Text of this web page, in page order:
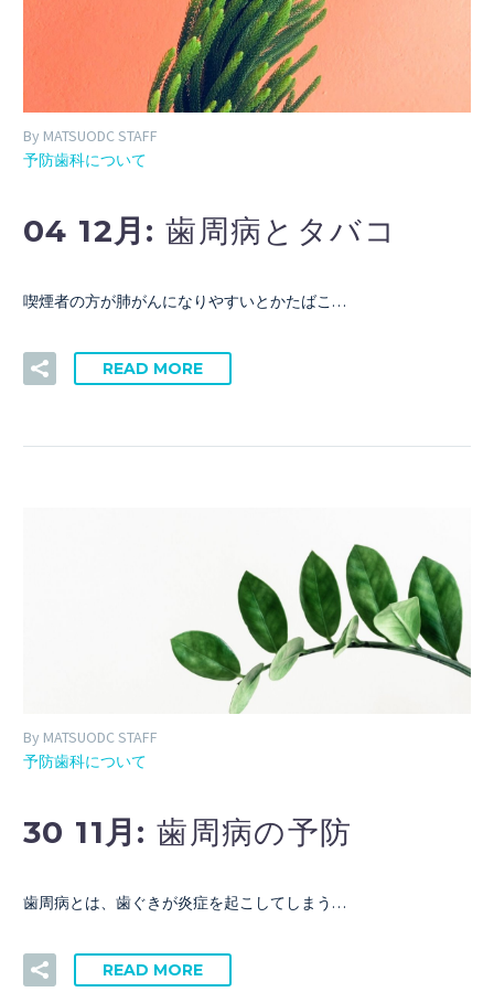
By MATSUODC STAFF
予防歯科について
04 12月:歯周病とタバコ
喫煙者の方が肺がんになりやすいとかたばこ…
READ MORE
By MATSUODC STAFF
予防歯科について
30 11月:歯周病の予防
歯周病とは、歯ぐきが炎症を起こしてしまう…
READ MORE